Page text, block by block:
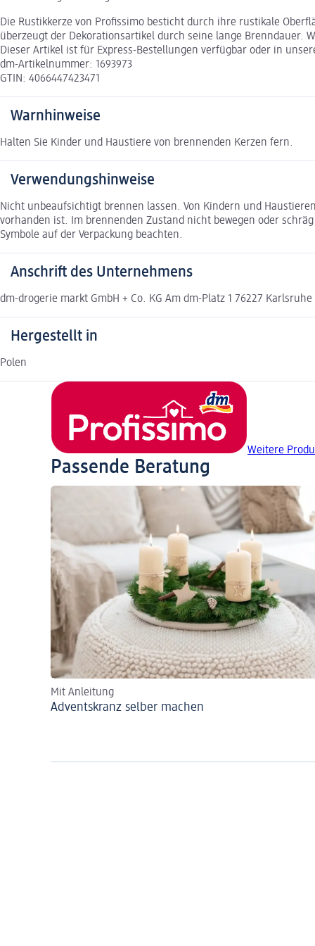
Die Rustikkerze von Profissimo besticht durch ihre rustikale
überzeugt der Dekorationsartikel durch seine lange Brenndauer.
Dieser Artikel ist für Express-Bestellungen verfügbar oder in
dm-Artikelnummer: 1693973
GTIN: 4066447423471
Warnhinweise
Halten Sie Kinder und Haustiere von brennenden Kerzen fern.
Verwendungshinweise
Nicht unbeaufsichtigt brennen lassen. Von Kindern und
vorhanden ist. Im brennenden Zustand nicht bewegen oder
Symbole auf der Verpackung beachten.
Anschrift des Unternehmens
dm-drogerie markt GmbH + Co. KG Am dm-Platz 1 76227
Hergestellt in
Polen
Weitere
Passende Beratung
Mit Anleitung
Adventskranz selber machen